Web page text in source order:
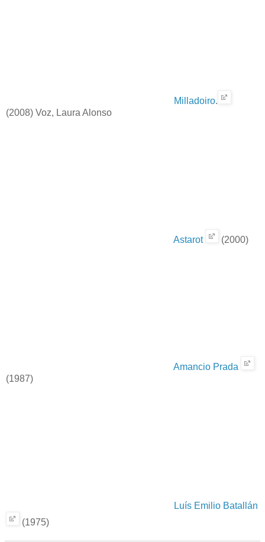
Milladoiro.
(2008) Voz, Laura Alonso
Astarot (2000)
Amancio Prada
(1987)
Luís Emilio Batallán
(1975)